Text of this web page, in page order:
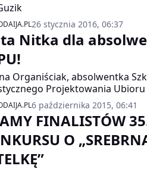
26 stycznia 2016, 06:37
Nitka dla
Organiściak, absolwentka
Projektowania Ubioru
Złotą Nitkę 2015 –
projektantów w Polsce!
otrzymali w sumie 5 nagród i
że zdominowali
6 października 2015, 06:41
FINALISTÓW
O